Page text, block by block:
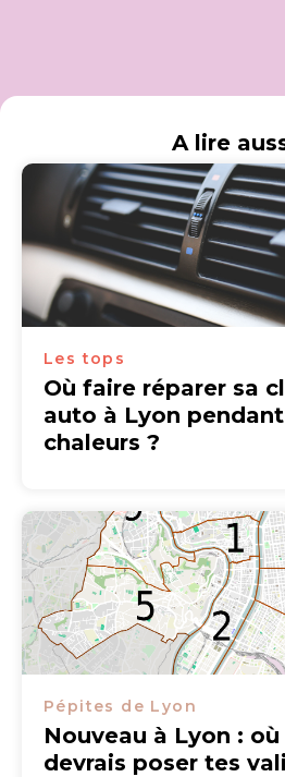
A lire
Les tops
Où faire réparer sa
auto à Lyon
chaleurs ?
Pépites de Lyon
Nouveau à Lyon :
devrais poser tes